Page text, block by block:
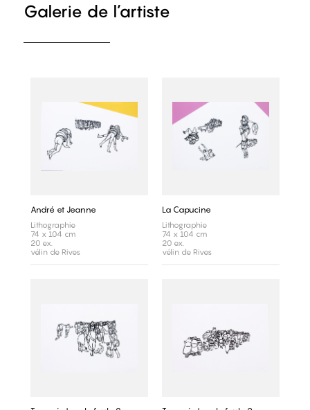
Galerie de l’artiste
André et Jeanne
Lithographie
74 x 104 cm
20 ex.
vélin de Rives
La Capucine
Lithographie
74 x 104 cm
20 ex.
vélin de Rives